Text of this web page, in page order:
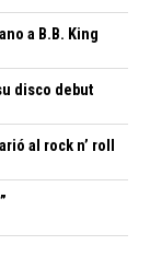
a B.B. King
disco debut
al rock n’ roll